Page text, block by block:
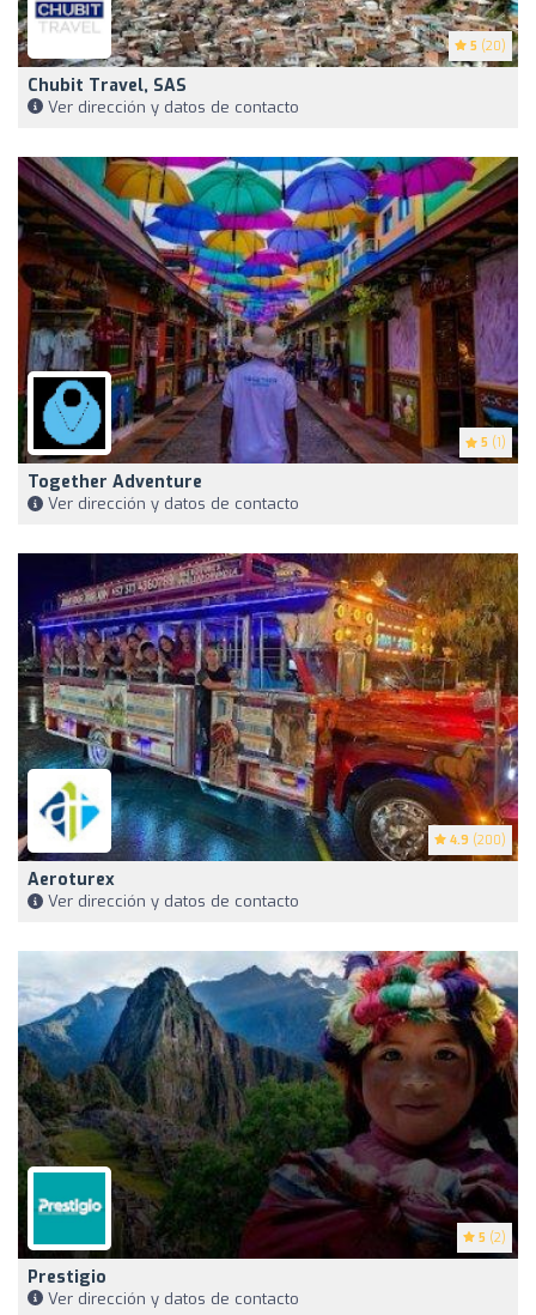
5 (20)
Chubit Travel, SAS
Ver dirección y datos de contacto
5 (1)
Together Adventure
Ver dirección y datos de contacto
4.9 (200)
Aeroturex
Ver dirección y datos de contacto
5 (2)
Prestigio
Ver dirección y datos de contacto